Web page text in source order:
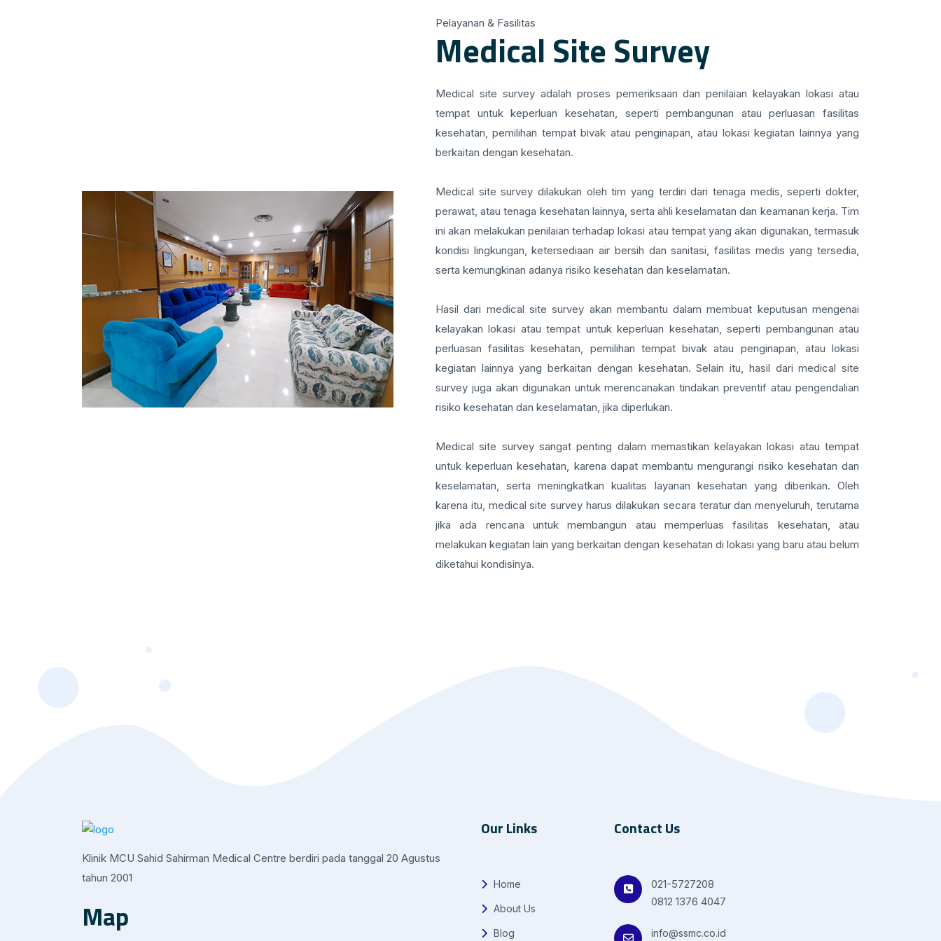
Pelayanan & Fasilitas
Medical Site Survey
Medical site survey adalah proses pemeriksaan dan penilaian kelayakan lokasi atau
tempat untuk keperluan kesehatan, seperti pembangunan atau perluasan fasilitas
kesehatan, pemilihan tempat bivak atau penginapan, atau lokasi kegiatan lainnya yang
berkaitan dengan kesehatan.
Medical site survey dilakukan oleh tim yang terdiri dari tenaga medis, seperti dokter,
perawat, atau tenaga kesehatan lainnya, serta ahli keselamatan dan keamanan kerja. Tim
ini akan melakukan penilaian terhadap lokasi atau tempat yang akan digunakan, termasuk
kondisi lingkungan, ketersediaan air bersih dan sanitasi, fasilitas medis yang tersedia,
serta kemungkinan adanya risiko kesehatan dan keselamatan.
Hasil dari medical site survey akan membantu dalam membuat keputusan mengenai
kelayakan lokasi atau tempat untuk keperluan kesehatan, seperti pembangunan atau
perluasan fasilitas kesehatan, pemilihan tempat bivak atau penginapan, atau lokasi
kegiatan lainnya yang berkaitan dengan kesehatan. Selain itu, hasil dari medical site
survey juga akan digunakan untuk merencanakan tindakan preventif atau pengendalian
risiko kesehatan dan keselamatan, jika diperlukan.
Medical site survey sangat penting dalam memastikan kelayakan lokasi atau tempat
untuk keperluan kesehatan, karena dapat membantu mengurangi risiko kesehatan dan
keselamatan, serta meningkatkan kualitas layanan kesehatan yang diberikan. Oleh
karena itu, medical site survey harus dilakukan secara teratur dan menyeluruh, terutama
jika ada rencana untuk membangun atau memperluas fasilitas kesehatan, atau
melakukan kegiatan lain yang berkaitan dengan kesehatan di lokasi yang baru atau belum
diketahui kondisinya.
Klinik MCU Sahid Sahirman Medical Centre berdiri pada tanggal 20 Agustus
tahun 2001
Map
Our Links
Home
About Us
Blog
Contact Us
021-5727208
0812 1376 4047
info@ssmc.co.id